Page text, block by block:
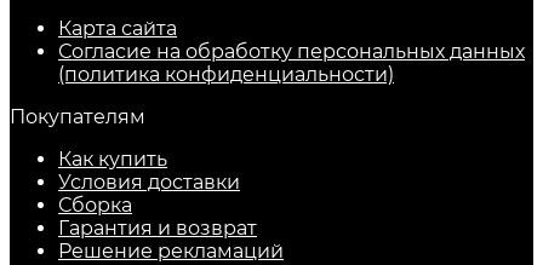
Карта сайта
Согласие на обработку персональных данных
(политика конфиденциальности)
Покупателям
Как купить
Условия доставки
Сборка
Гарантия и возврат
Решение рекламаций